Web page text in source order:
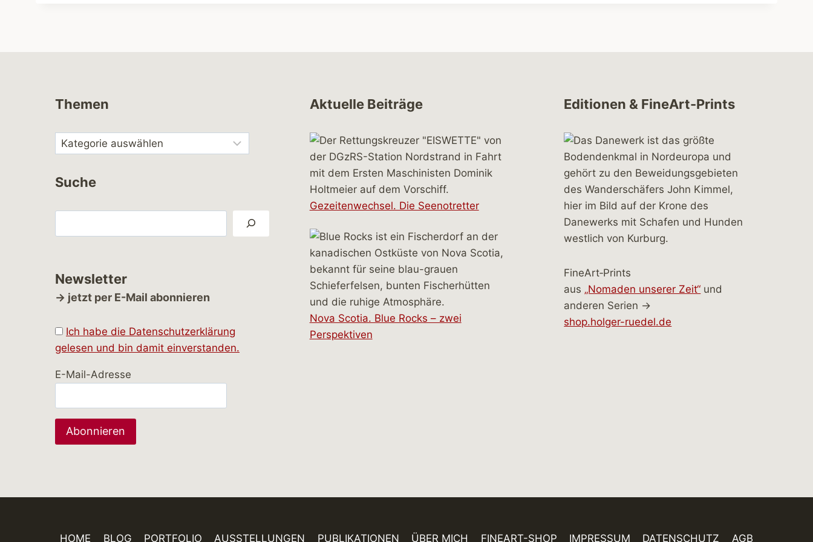
Themen
Suche
Newsletter
→ jetzt per E-Mail abonnieren
Ich habe die Datenschutzerklärung
gelesen und bin damit einverstanden.
E-Mail-Adresse
Aktuelle Beiträge
Gezeitenwechsel. Die Seenotretter
Nova Scotia. Blue Rocks – zwei
Perspektiven
Editionen & FineArt-Prints
FineArt‑Prints
aus „Nomaden unserer Zeit“ und
anderen Serien →
shop.holger-ruedel.de
HOME BLOG PORTFOLIO AUSSTELLUNGEN PUBLIKATIONEN ÜBER MICH FINEART-SHOP IMPRESSUM DATENSCHUTZ AGB